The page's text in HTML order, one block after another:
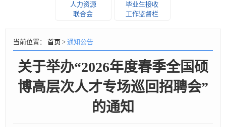
人力资源
联合会
毕业生接收
工作监督栏
当前位置： 首页 > 通知公告
关于举办“2026年度春季全国硕
博高层次人才专场巡回招聘会”
的通知